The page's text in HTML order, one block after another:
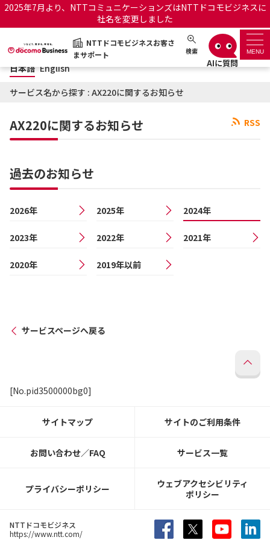
2025年7月より、NTTコミュニケーションズはNTTドコモビジネスに
社名を変更しました
NTTドコモビジネスお客さ
まサポート
検索 MENU
NTTドコモビジネスお客さまサポート 日本語 English
サポートトップ
お知らせ
OCNのお客さまはこちら
工事・故障情報通知サー
ビス
日本語 English
サービス名から探す : AX220に関するお知らせ
RSS
AX220に関するお知らせ
過去のお知らせ
2026年 2025年 2024年
2023年 2022年 2021年
2020年 2019年以前
サービスページへ戻る
[No.pid3500000bg0]
サイトマップ サイトのご利用条件
お問い合わせ／FAQ サービス一覧
プライバシーポリシー
ウェブアクセシビリティ
ポリシー
NTTドコモビジネス
https://www.ntt.com/